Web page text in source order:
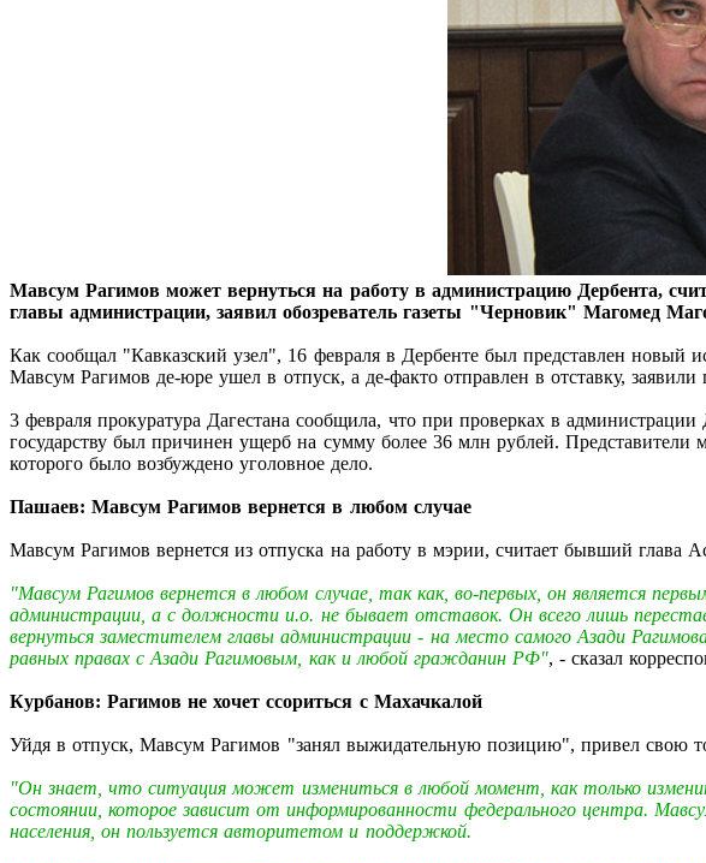
Мавсум Рагимов может вернуться на работу в администрацию Дербента,
главы администрации, заявил обозреватель газеты "Черновик" Магомед
Как сообщал "Кавказский узел", 16 февраля в Дербенте был представлен
Мавсум Рагимов де-юре ушел в отпуск, а де-факто отправлен в отставку, заявили
3 февраля прокуратура Дагестана сообщила, что при проверках в
государству был причинен ущерб на сумму более 36 млн рублей.
которого было возбуждено уголовное дело.
Пашаев: Мавсум Рагимов вернется в любом случае
Мавсум Рагимов вернется из отпуска на работу в мэрии, считает бывший глава
"Мавсум Рагимов вернется в любом случае, так как, во-первых, он является
администрации, а с должности и.о. не бывает отставок. Он всего лишь
вернуться заместителем главы администрации - на место самого Азади
равных правах с Азади Рагимовым, как и любой гражданин РФ", - сказал
Курбанов: Рагимов не хочет ссориться с Махачкалой
Уйдя в отпуск, Мавсум Рагимов "занял выжидательную позицию", привел свою
"Он знает, что ситуация может измениться в любой момент, как только
состоянии, которое зависит от информированности федерального центра.
населения, он пользуется авторитетом и поддержкой.